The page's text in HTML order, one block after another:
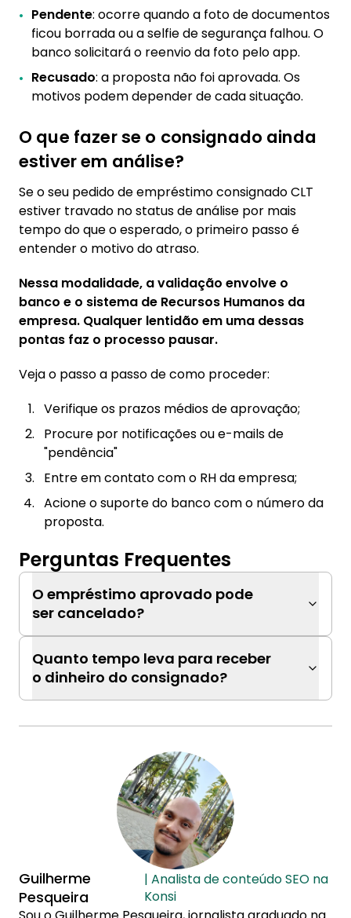
Pendente: ocorre quando a foto de documentos
ficou borrada ou a selfie de segurança falhou. O
banco solicitará o reenvio da foto pelo app.
Recusado: a proposta não foi aprovada. Os
motivos podem depender de cada situação.
O que fazer se o consignado ainda
estiver em análise?
Se o seu pedido de empréstimo consignado CLT
estiver travado no status de análise por mais
tempo do que o esperado, o primeiro passo é
entender o motivo do atraso.
Nessa modalidade, a validação envolve o
banco e o sistema de Recursos Humanos da
empresa. Qualquer lentidão em uma dessas
pontas faz o processo pausar.
Veja o passo a passo de como proceder:
Verifique os prazos médios de aprovação;
Procure por notificações ou e-mails de
"pendência"
Entre em contato com o RH da empresa;
Acione o suporte do banco com o número da
proposta.
Perguntas Frequentes
O empréstimo aprovado pode
ser cancelado?
Quanto tempo leva para receber
o dinheiro do consignado?
Guilherme
Pesqueira
| Analista de conteúdo SEO na
Konsi